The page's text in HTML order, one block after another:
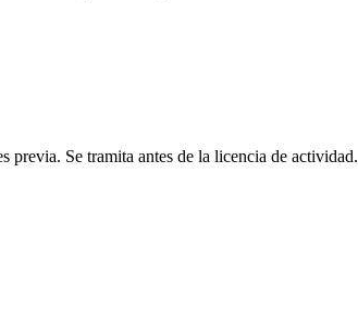
previa. Se tramita antes de la licencia de actividad.